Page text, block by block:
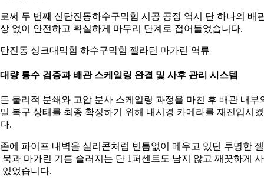
써 두 번째 신탄진동하수구막힘 시공 공정 역시 단 하나의 배
없이 안전하고 확실하게 마무리 단계로 접어들었습니다.
진동 싱크대막힘 하수구막힘 젤라틴 마가린 역류
량 통수 검증과 배관 스케일링 완결 및 사후 관리 시스템
물리적 분쇄와 고압 분사 스케일링 과정을 마친 후 배관 내부
복구 상태를 최종 확정하기 위해 내시경 카메라를 재진입시
.
에 파이프 내벽을 실리콘처럼 빈틈없이 메우고 있던 투명한
묵과 마가린 기름 슬러지는 단 1퍼센트도 남지 않고 깨끗하게
있었습니다.